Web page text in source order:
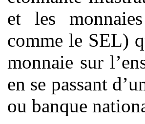
et les
comme le SEL)
monnaie sur
en se passant
ou banque